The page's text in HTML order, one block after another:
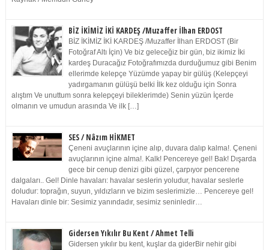
BİZ İKİMİZ İKİ KARDEŞ /Muzaffer İlhan ERDOST
BİZ İKİMİZ İKİ KARDEŞ /Muzaffer İlhan ERDOST (Bir
Fotoğraf Altı İçin) Ve biz geleceğiz bir gün, biz ikimiz İki
kardeş Duracağız Fotoğrafımızda durduğumuz gibi Benim
ellerimde kelepçe Yüzümde yapay bir gülüş (Kelepçeyi
yadırgamanın gülüşü belki İlk kez olduğu için Sonra
alıştım Ve unuttum sonra kelepçeyi bileklerimde) Senin yüzün İçerde
olmanın ve umudun arasında Ve ilk […]
SES / Nâzım HİKMET
Çeneni avuçlarının içine alıp, duvara dalıp kalma!. Çeneni
avuçlarının içine alma!. Kalk! Pencereye gel! Bak! Dışarda
gece bir cenup denizi gibi güzel, çarpıyor pencerene
dalgaları.. Gel! Dinle havaları: havalar seslerin yoludur, havalar seslerle
doludur: toprağın, suyun, yıldızların ve bizim seslerimizle… Pencereye gel!
Havaları dinle bir: Sesimiz yanındadır, sesimiz seninledir…
Gidersen Yıkılır Bu Kent / Ahmet Telli
Gidersen yıkılır bu kent, kuşlar da giderBir nehir gibi